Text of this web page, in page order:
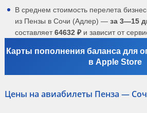
В среднем стоимость перелета
из Пензы в Сочи (Адлер) — за 3—15
составляет64632 ₽ и зависит от
Карты пополнения баланса для
в Apple Store
Цены на авиабилеты Пенза —